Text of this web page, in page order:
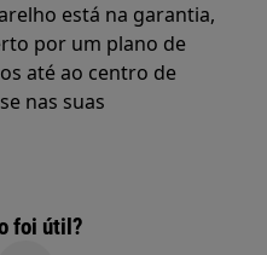
está na garantia,
por um plano de
até ao centro de
nas suas
foi útil?